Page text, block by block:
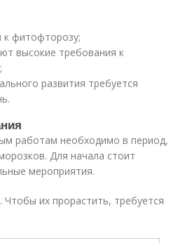
к фитофторозу;
высокие требования к
развития требуется
работам необходимо в период,
Для начала стоит
мероприятия.
их прорастить, требуется